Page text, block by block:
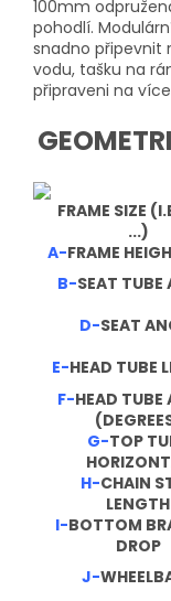
100mm
pohodlí.
snadno připevnit
vodu, tašku na
připraveni na
FRAME SIZE
...)
A-FRAME
B-SEAT TUBE
D-SEAT
E-HEAD TUBE
F-HEAD TUBE
G-TOP
H-CHAIN
LENGTH
I-BOTTOM
DROP
J-